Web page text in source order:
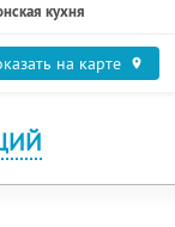
кухня
на карте